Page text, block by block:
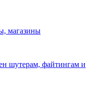
магазины
шутерам, файтингам и